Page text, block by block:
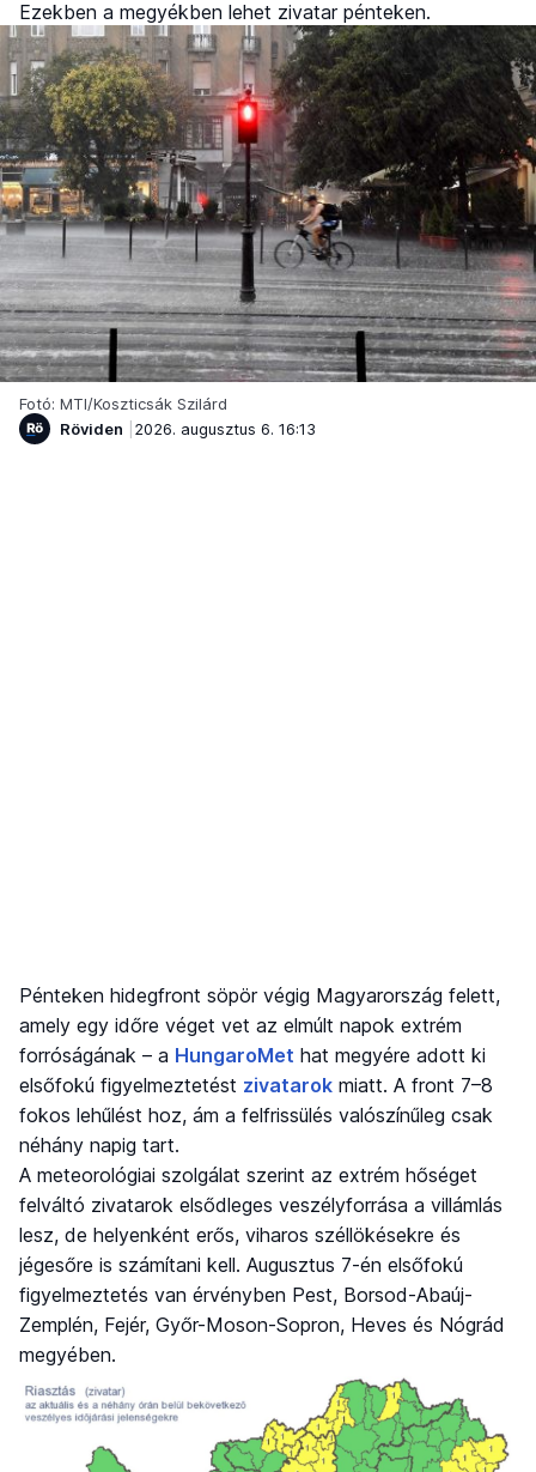
Ezekben a megyékben lehet zivatar pénteken.
Fotó: MTI/Koszticsák Szilárd
Röviden
2026. augusztus 6. 16:13
Pénteken hidegfront söpör végig Magyarország felett,
amely egy időre véget vet az elmúlt napok extrém
forróságának – a HungaroMet hat megyére adott ki
elsőfokú figyelmeztetést zivatarok miatt. A front 7–8
fokos lehűlést hoz, ám a felfrissülés valószínűleg csak
néhány napig tart.
A meteorológiai szolgálat szerint az extrém hőséget
felváltó zivatarok elsődleges veszélyforrása a villámlás
lesz, de helyenként erős, viharos széllökésekre és
jégesőre is számítani kell. Augusztus 7-én elsőfokú
figyelmeztetés van érvényben Pest, Borsod-Abaúj-
Zemplén, Fejér, Győr-Moson-Sopron, Heves és Nógrád
megyében.